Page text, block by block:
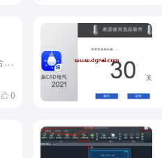
软件介绍 浩辰CAD电力2022是由苏州浩辰软件股份有限公司联合国内大型电力设计院及行业专家开发的专业电力设计软件，主要应用于大型发电、变电、配电工程的计算机辅助设计。该软件兼容浩辰CAD与AutoC...
0